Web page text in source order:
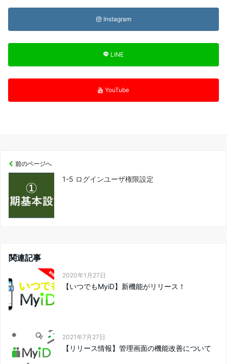
Instagram
LINE
YouTube
前のページへ
1-5 ログインユーザ権限設定
関連記事
2020年1月27日
【いつでもMyiD】新機能がリリース！
2021年7月27日
【リリース情報】管理画面の機能改善について